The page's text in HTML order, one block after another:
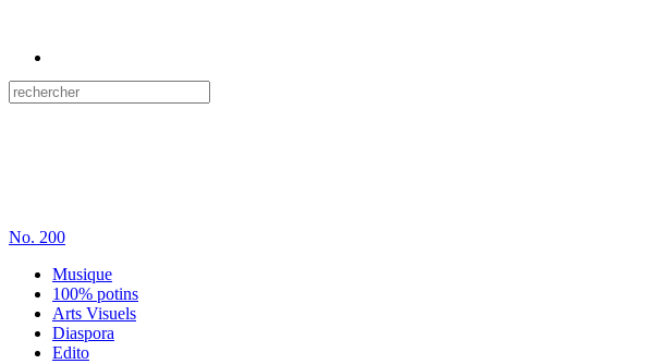
No. 200
Musique
100% potins
Arts Visuels
Diaspora
Edito